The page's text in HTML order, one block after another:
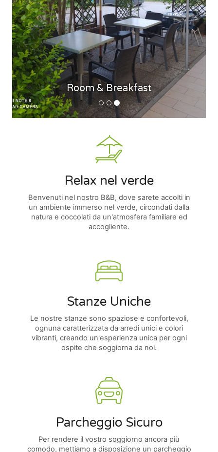
Room & Breakfast
Relax nel verde
Benvenuti nel nostro B&B, dove sarete accolti in
un ambiente immerso nel verde, circondati dalla
natura e coccolati da un'atmosfera familiare ed
accogliente.
Stanze Uniche
Le nostre stanze sono spaziose e confortevoli,
ognuna caratterizzata da arredi unici e colori
vibranti, creando un'esperienza unica per ogni
ospite che soggiorna da noi.
Parcheggio Sicuro
Per rendere il vostro soggiorno ancora più
comodo, mettiamo a disposizione un parcheggio